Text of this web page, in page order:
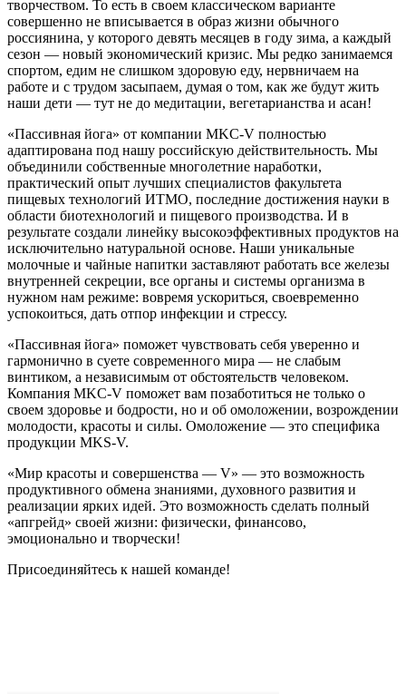
творчеством. То есть в своем классическом варианте
совершенно не вписывается в образ жизни обычного
россиянина, у которого девять месяцев в году зима, а каждый
сезон — новый экономический кризис. Мы редко занимаемся
спортом, едим не слишком здоровую еду, нервничаем на
работе и с трудом засыпаем, думая о том, как же будут жить
наши дети — тут не до медитации, вегетарианства и асан!
«Пассивная йога» от компании MKC-V полностью
адаптирована под нашу российскую действительность. Мы
объединили собственные многолетние наработки,
практический опыт лучших специалистов факультета
пищевых технологий ИТМО, последние достижения науки в
области биотехнологий и пищевого производства. И в
результате создали линейку высокоэффективных продуктов на
исключительно натуральной основе. Наши уникальные
молочные и чайные напитки заставляют работать все железы
внутренней секреции, все органы и системы организма в
нужном нам режиме: вовремя ускориться, своевременно
успокоиться, дать отпор инфекции и стрессу.
«Пассивная йога» поможет чувствовать себя уверенно и
гармонично в суете современного мира — не слабым
винтиком, а независимым от обстоятельств человеком.
Компания MKC-V поможет вам позаботиться не только о
своем здоровье и бодрости, но и об омоложении, возрождении
молодости, красоты и силы. Омоложение — это специфика
продукции MKS-V.
«Мир красоты и совершенства — V» — это возможность
продуктивного обмена знаниями, духовного развития и
реализации ярких идей. Это возможность сделать полный
«апгрейд» своей жизни: физически, финансово,
эмоционально и творчески!
Присоединяйтесь к нашей команде!